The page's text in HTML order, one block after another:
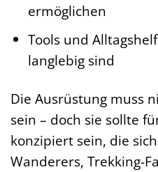
ermöglichen
Tools und
langlebig sind
Die Ausrüstung muss
sein – doch sie sollte
konzipiert sein, die
Wanderers, Trekking-